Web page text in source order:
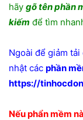
hãy gõ tên phần
kiếm để tìm
Ngoài để giảm
nhật các phần
https://
Nếu phẩn mềm